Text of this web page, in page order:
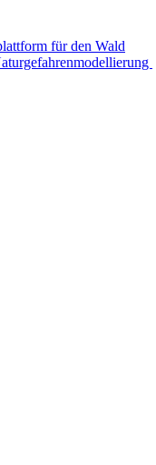
für den Wald